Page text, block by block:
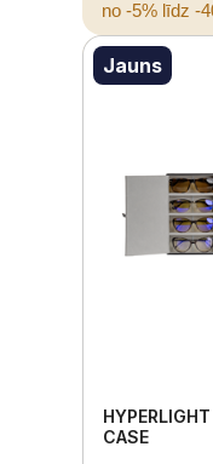
no -5% līdz -
Jauns
CASE